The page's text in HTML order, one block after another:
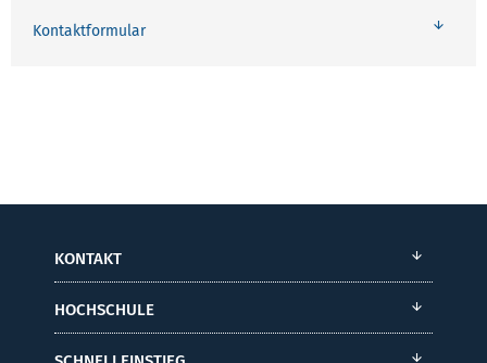
Kontaktformular
KONTAKT
HOCHSCHULE